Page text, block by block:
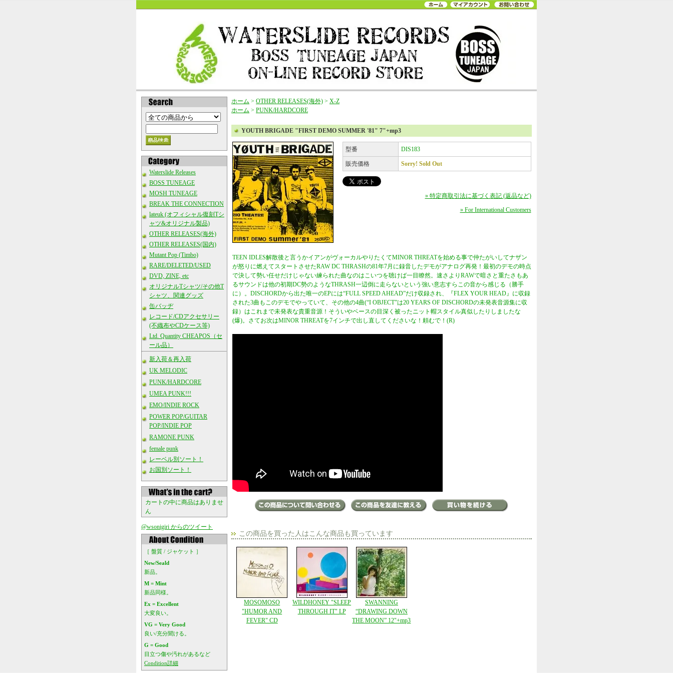
Waterslide Releases
BOSS TUNEAGE
MOSH TUNEAGE
BREAK THE CONNECTION
lateuk (オフィシャル復刻Tシ
ャツ&オリジナル製品)
OTHER RELEASES(海外)
OTHER RELEASES(国内)
Mutant Pop (Timbo)
RARE/DELETED/USED
DVD, ZINE, etc
オリジナルTシャツ/その他T
シャツ、関連グッズ
缶バッヂ
レコード/CDアクセサリー
(不織布やCDケース等)
Ltd. Quantity CHEAPOS（セ
ール品）
新入荷＆再入荷
UK MELODIC
PUNK/HARDCORE
UMEA PUNK!!!
EMO/INDIE ROCK
POWER POP/GUITAR
POP/INDIE POP
RAMONE PUNK
female punk
レーベル別ソート！
お国別ソート！
カートの中に商品はありませ
ん
@wsonigiri からのツイート
［ 盤質 / ジャケット ］
New/Seald
新品。
M = Mint
新品同様。
Ex = Excellent
大変良い。
VG = Very Good
良い/充分聞ける。
G = Good
目立つ傷や汚れがあるなど
Condition詳細
ホーム > OTHER RELEASES(海外) > X-Z
ホーム > PUNK/HARDCORE
YOUTH BRIGADE "FIRST DEMO SUMMER '81" 7"+mp3
型番 DIS183
販売価格 Sorry! Sold Out
» 特定商取引法に基づく表記 (返品など)
» For International Customers
TEEN IDLES解散後と言うかイアンがヴォーカルやりたくてMINOR THREATを始める事で仲たがいしてナザン
が怒りに燃えてスタートさせたRAW DC THRASHの81年7月に録音したデモがアナログ再発！最初のデモの時点
で決して勢い任せだけじゃない練られた曲なのはこいつを聴けば一目瞭然。速さよりRAWで暗さと重たさもあ
るサウンドは他の初期DC勢のようなTHRASH一辺倒に走らないという強い意志すらこの音から感じる（勝手
に）。DISCHORDから出た唯一のEPには“FULL SPEED AHEAD”だけ収録され、『FLEX YOUR HEAD』に収録
された3曲もこのデモでやっていて、その他の4曲(“I OBJECT”は20 YEARS OF DISCHORDの未発表音源集に収
録）はこれまで未発表な貴重音源！そういやベースの目深く被ったニット帽スタイル真似したりしましたな
(爆)。さてお次はMINOR THREATを7インチで出し直してくださいな！頼むで！(R)
この商品を買った人はこんな商品も買っています
MOSOMOSO
"HUMOR AND
FEVER" CD
WILDHONEY "SLEEP
THROUGH IT" LP
SWANNING
“DRAWING DOWN
THE MOON” 12"+mp3